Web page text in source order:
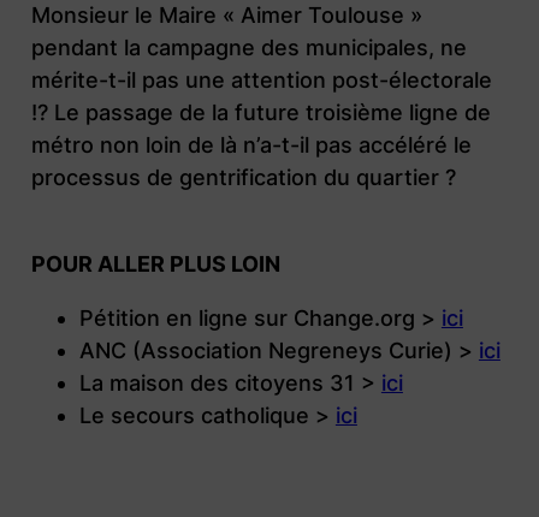
Monsieur le Maire « Aimer Toulouse »
pendant la campagne des municipales, ne
mérite-t-il pas une attention post-électorale
!? Le passage de la future troisième ligne de
métro non loin de là n’a-t-il pas accéléré le
processus de gentrification du quartier ?
POUR ALLER PLUS LOIN
Pétition en ligne sur Change.org > ici
ANC (Association Negreneys Curie) > ici
La maison des citoyens 31 > ici
Le secours catholique > ici